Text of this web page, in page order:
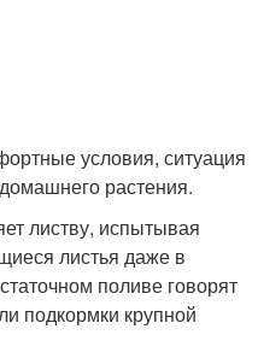
условия, ситуация
растения.
листву, испытывая
листья даже в
поливе говорят
подкормки крупной